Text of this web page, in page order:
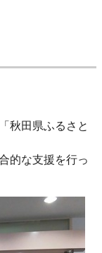
秋田県ふるさと
的な支援を行っ